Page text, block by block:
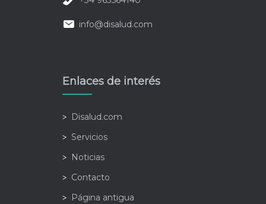
info@disalud.com
Enlaces de interés
Disalud.com
Servicios
Noticias
Contacto
Página antigua